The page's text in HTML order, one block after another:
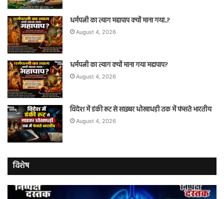
धर्मपत्नी का त्याग महापाप क्यों माना गया..?
August 4, 2026
धर्मपत्नी का त्याग क्यों माना गया महापाप?
August 4, 2026
विदेश में डंकी रूट से साइबर धोखाधड़ी तक में फंसते भारतीय
August 4, 2026
विशेष